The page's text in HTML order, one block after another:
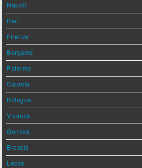
Napoli
Bari
Firenze
Bergamo
Palermo
Catania
Bologna
Vicenza
Genova
Brescia
Lecce